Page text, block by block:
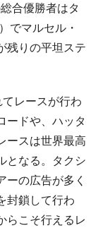
合優勝者はタ
でマルセル・
残りの平坦ステ
レースが行わ
ードや、ハッタ
ースは世界最高
となる。タクシ
ーの広告が多く
封鎖して行わ
らこそ行えるレ